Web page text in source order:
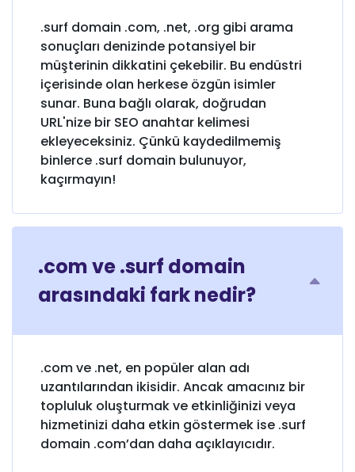
.surf domain .com, .net, .org gibi arama
sonuçları denizinde potansiyel bir
müşterinin dikkatini çekebilir. Bu endüstri
içerisinde olan herkese özgün isimler
sunar. Buna bağlı olarak, doğrudan
URL'nize bir SEO anahtar kelimesi
ekleyeceksiniz. Çünkü kaydedilmemiş
binlerce .surf domain bulunuyor,
kaçırmayın!
.com ve .surf domain
arasındaki fark nedir?
.com ve .net, en popüler alan adı
uzantılarından ikisidir. Ancak amacınız bir
topluluk oluşturmak ve etkinliğinizi veya
hizmetinizi daha etkin göstermek ise .surf
domain .com’dan daha açıklayıcıdır.